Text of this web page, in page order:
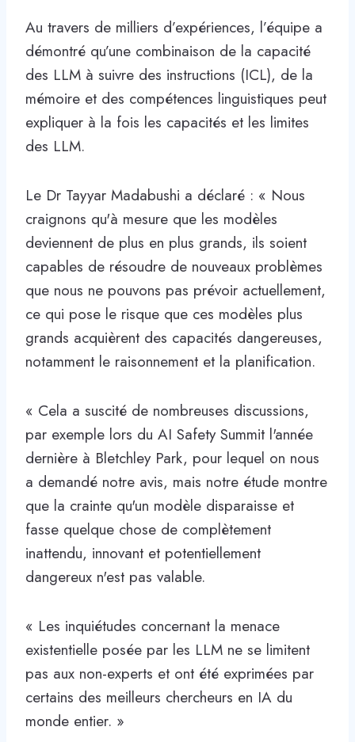
Au travers de milliers d’expériences, l’équipe a
démontré qu’une combinaison de la capacité
des LLM à suivre des instructions (ICL), de la
mémoire et des compétences linguistiques peut
expliquer à la fois les capacités et les limites
des LLM.
Le Dr Tayyar Madabushi a déclaré : « Nous
craignons qu'à mesure que les modèles
deviennent de plus en plus grands, ils soient
capables de résoudre de nouveaux problèmes
que nous ne pouvons pas prévoir actuellement,
ce qui pose le risque que ces modèles plus
grands acquièrent des capacités dangereuses,
notamment le raisonnement et la planification.
« Cela a suscité de nombreuses discussions,
par exemple lors du AI Safety Summit l'année
dernière à Bletchley Park, pour lequel on nous
a demandé notre avis, mais notre étude montre
que la crainte qu'un modèle disparaisse et
fasse quelque chose de complètement
inattendu, innovant et potentiellement
dangereux n'est pas valable.
« Les inquiétudes concernant la menace
existentielle posée par les LLM ne se limitent
pas aux non-experts et ont été exprimées par
certains des meilleurs chercheurs en IA du
monde entier. »